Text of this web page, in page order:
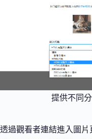
提供不同
透過觀看者連結進入圖片